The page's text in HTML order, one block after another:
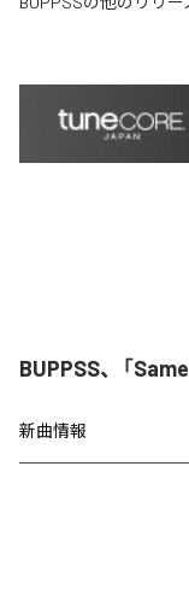
BUPPSS、「
新曲情報